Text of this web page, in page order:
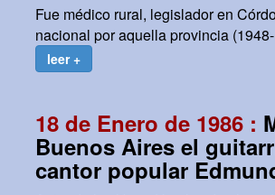
Fue médico rural, legislador en
nacional por aquella provincia
leer +
18 de Enero de 1986 :
Buenos Aires el
cantor popular